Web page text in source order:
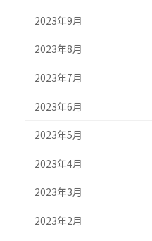
2023年9月
2023年8月
2023年7月
2023年6月
2023年5月
2023年4月
2023年3月
2023年2月